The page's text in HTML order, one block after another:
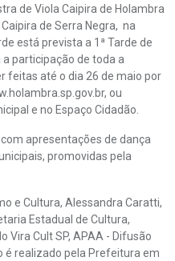
de Viola Caipira de Holambra
de Serra Negra, na
está prevista a 1ª Tarde de
participação de toda a
feitas até o dia 26 de maio por
ou
e no Espaço Cidadão.
apresentações de dança
promovidas pela
e Cultura, Alessandra Caratti,
Estadual de Cultura,
Vira Cult SP, APAA - Difusão
é realizado pela Prefeitura em